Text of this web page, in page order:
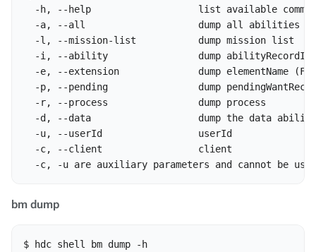
-h, --help                   list available
  -a, --all                    dump all abilities
  -l, --mission-list           dump mission list
  -i, --ability                dump abilityRecordId
-e, --extension              dump elementName
-p, --pending                dump
  -r, --process                dump process
-d, --data                   dump the data
  -u, --userId                 userId
  -c, --client                 client
-c, -u are auxiliary parameters and cannot be
bm dump
$ hdc shell bm dump -h